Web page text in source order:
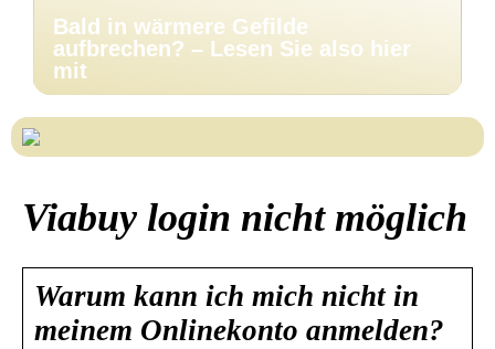
Bald in wärmere Gefilde
aufbrechen? – Lesen Sie also hier
mit
Viabuy login nicht möglich
Warum kann ich mich nicht in
meinem Onlinekonto anmelden?